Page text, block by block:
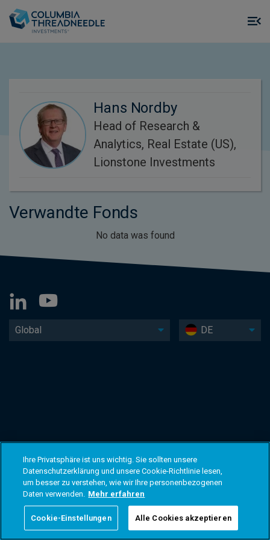
Hans Nordby
Head of Research &
Analytics, Real Estate (US),
Lionstone Investments
Verwandte Fonds
No data was found
Global DE
Ihre Privatsphäre ist uns wichtig. Sie sollten unsere
Datenschutzerklärung und unsere Cookie-Richtlinie lesen,
um besser zu verstehen, wie wir Ihre personenbezogenen
Daten verwenden. Mehr erfahren
Cookie-Einstellungen Alle Cookies akzeptieren